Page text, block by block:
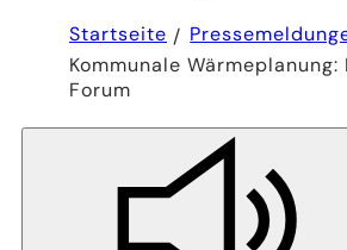
Startseite
Kommunale
Forum